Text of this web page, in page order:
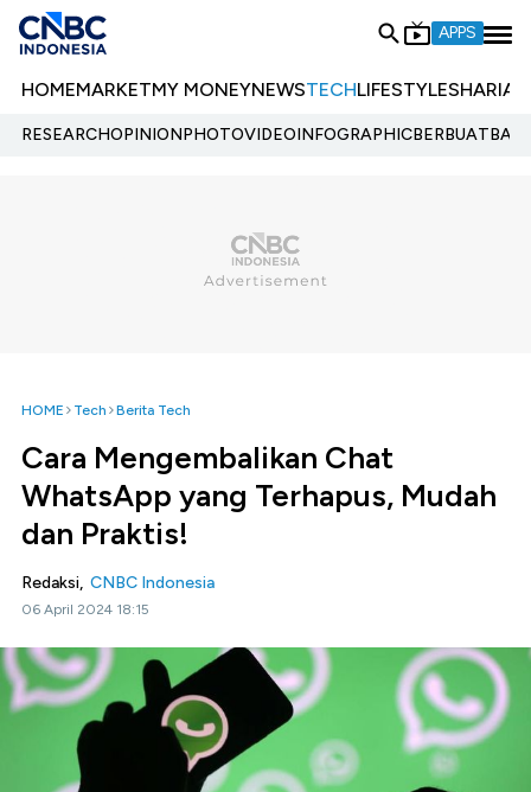
APPS
HOMEMARKETMY MONEYNEWSTECHLIFESTYLESHARIA
RESEARCHOPINIONPHOTOVIDEOINFOGRAPHIC
HOME Tech Berita Tech
Cara Mengembalikan Chat
WhatsApp yang Terhapus, Mudah
dan Praktis!
Redaksi, CNBC Indonesia
06 April 2024 18:15